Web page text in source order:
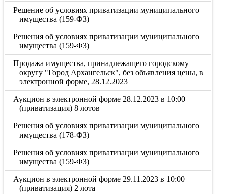
Решение об условиях приватизации муниципального
имущества (159-ФЗ)
Решения об условиях приватизации муниципального
имущества (159-ФЗ)
Продажа имущества, принадлежащего городскому
округу "Город Архангельск", без объявления цены, в
электронной форме, 28.12.2023
Аукцион в электронной форме 28.12.2023 в 10:00
(приватизация) 8 лотов
Решения об условиях приватизации муниципального
имущества (178-ФЗ)
Решения об условиях приватизации муниципального
имущества (159-ФЗ)
Аукцион в электронной форме 29.11.2023 в 10:00
(приватизация) 2 лота